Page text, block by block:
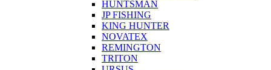
HUNTSMAN
JP FISHING
KING HUNTER
NOVATEX
REMINGTON
TRITON